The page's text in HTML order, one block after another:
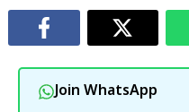
Join WhatsApp